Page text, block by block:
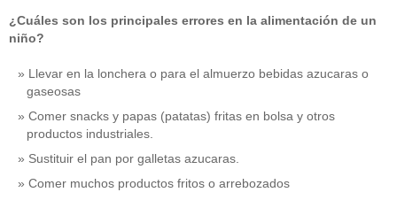
¿Cuáles son los principales errores en la alimentación de un
niño?
Llevar en la lonchera o para el almuerzo bebidas azucaras o
gaseosas
Comer snacks y papas (patatas) fritas en bolsa y otros
productos industriales.
Sustituir el pan por galletas azucaras.
Comer muchos productos fritos o arrebozados